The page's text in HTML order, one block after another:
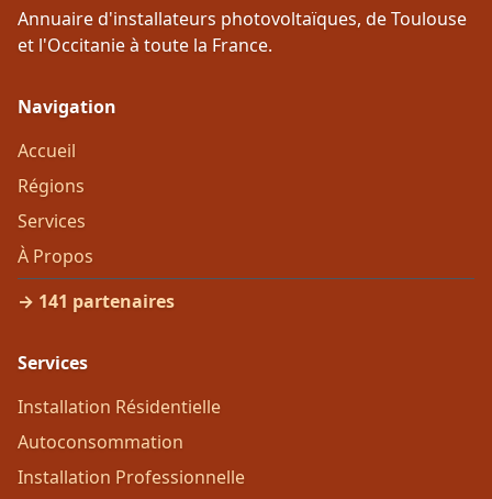
Annuaire d'installateurs photovoltaïques, de Toulouse
et l'Occitanie à toute la France.
Navigation
Accueil
Régions
Services
À Propos
→ 141 partenaires
Services
Installation Résidentielle
Autoconsommation
Installation Professionnelle